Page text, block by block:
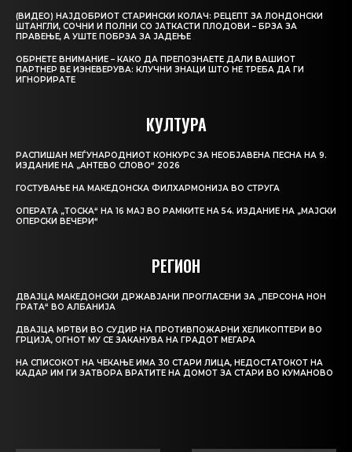
(ВИДЕО) НАЈДОБРИОТ СТАРИНСКИ КОЛАЧ: РЕЦЕПТ ЗА ЛОНДОНСКИ
ШТАНГЛИ, СОЧНИ И ПОЛНИ СО ЈАТКАСТИ ПЛОДОВИ – БРЗА ЗА
ПРАВЕЊЕ, А УШТЕ ПОБРЗА ЗА ЈАДЕЊЕ
ОБРНЕТЕ ВНИМАНИЕ – КАКО ДА ПРЕПОЗНАЕТЕ ДАЛИ ВАШИОТ
ПАРТНЕР ВЕ ИЗНЕВЕРУВА: КЛУЧНИ ЗНАЦИ ШТО НЕ ТРЕБА ДА ГИ
ИГНОРИРАТЕ
КУЛТУРА
РАСПИШАН МЕЃУНАРОДНИОТ КОНКУРС ЗА НЕОБЈАВЕНА ПЕСНА НА 9.
ИЗДАНИЕ НА „АНТЕВО СЛОВО“ 2026
ГОСТУВАЊЕ НА МАКЕДОНСКА ФИЛХАРМОНИЈА ВО СТРУГА
ОПЕРАТА „ТОСКА“ НА 16 МАЈ ВО РАМКИТЕ НА 54. ИЗДАНИЕ НА „МАЈСКИ
ОПЕРСКИ ВЕЧЕРИ“
РЕГИОН
ДВАЈЦА МАКЕДОНСКИ ДРЖАВЈАНИ ПРОГЛАСЕНИ ЗА „ПЕРСОНА НОН
ГРАТА“ ВО АЛБАНИЈА
ДВАЈЦА МРТВИ ВО СУДИР НА ПРОТИВПОЖАРНИ ХЕЛИКОПТЕРИ ВО
ГРЦИЈА, ОГНОТ МУ СЕ ЗАКАНУВА НА ГРАДОТ МЕГАРА
НА СПИСОКОТ НА ЧЕКАЊЕ ИМА 30 СТАРИ ЛИЦА, НЕДОСТАТОКОТ НА
КАДАР ИМ ГИ ЗАТВОРА ВРАТИТЕ НА ДОМОТ ЗА СТАРИ ВО КУМАНОВО